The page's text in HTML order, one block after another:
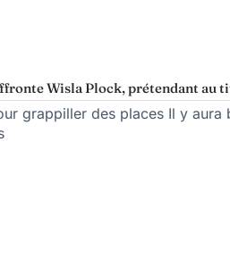
Wisla Plock, prétendant au
grappiller des places Il y